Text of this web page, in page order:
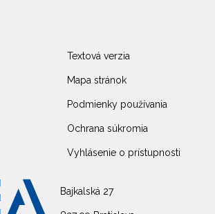
Bajkalská 27
Textová verzia
Mapa stránok
Podmienky používania
Ochrana súkromia
Vyhlásenie o prístupnosti